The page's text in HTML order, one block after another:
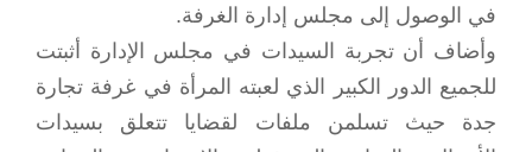
في الوصول إلى مجلس إدارة الغرفة.
وأضاف أن تجربة السيدات في مجلس الإدارة أثبتت
للجميع الدور الكبير الذي لعبته المرأة في غرفة تجارة
جدة حيث تسلمن ملفات لقضايا تتعلق بسيدات